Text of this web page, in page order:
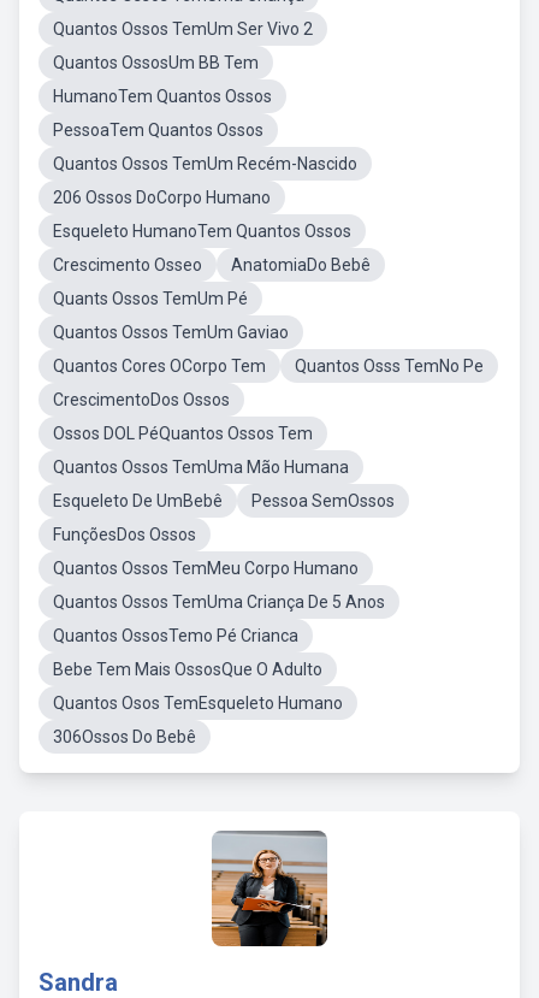
Quantos Ossos TemUm Ser Vivo 2
Quantos OssosUm BB Tem
HumanoTem Quantos Ossos
PessoaTem Quantos Ossos
Quantos Ossos TemUm Recém-Nascido
206 Ossos DoCorpo Humano
Esqueleto HumanoTem Quantos Ossos
Crescimento Osseo
AnatomiaDo Bebê
Quants Ossos TemUm Pé
Quantos Ossos TemUm Gaviao
Quantos Cores OCorpo Tem
Quantos Osss TemNo Pe
CrescimentoDos Ossos
Ossos DOL PéQuantos Ossos Tem
Quantos Ossos TemUma Mão Humana
Esqueleto De UmBebê
Pessoa SemOssos
FunçõesDos Ossos
Quantos Ossos TemMeu Corpo Humano
Quantos Ossos TemUma Criança De 5 Anos
Quantos OssosTemo Pé Crianca
Bebe Tem Mais OssosQue O Adulto
Quantos Osos TemEsqueleto Humano
306Ossos Do Bebê
Sandra